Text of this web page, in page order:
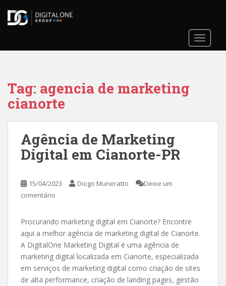
t
Tag: agencia de marketing
cianorte
Agência de Marketing
Digital em Cianorte-PR
15/04/2023 Diogo Muneratto
Deixe um
comentário
Procurando marketing digital em Cianorte? Encontre
aqui a melhor agência de marketing digital de Cianorte.
A DigitalOne Marketing Digital é uma agência de
marketing digital localizada em Cianorte, especializada
em serviços de marketing digital como criação de sites
de alta performance, criação de landing pages, gestão